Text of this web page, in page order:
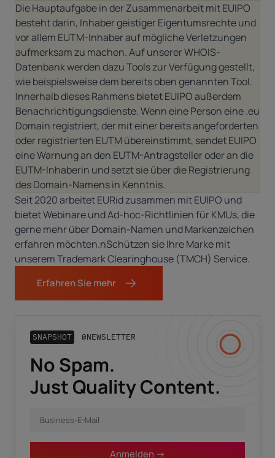
Die Hauptaufgabe in der Zusammenarbeit mit EUIPO
besteht darin, Inhaber geistiger Eigentumsrechte und
vor allem EUTM-Inhaber auf mögliche Verletzungen
aufmerksam zu machen. Auf unserer WHOIS-
Datenbank werden dazu Tools zur Verfügung gestellt,
wie beispielsweise dem bereits oben genannten Tool.
Innerhalb dieses Rahmens bietet EUIPO außerdem
Benachrichtigungsdienste. Wenn eine Person eine .eu
Domain registriert, der mit einer bereits angeforderten
oder registrierten EUTM übereinstimmt, sendet EUIPO
eine Warnung an den EUTM-Antragsteller oder an die
EUTM-Inhaberin und setzt sie über die Registrierung
des Domain-Namens in Kenntnis.
Seit 2020 arbeitet EURid zusammen mit EUIPO und
bietet Webinare und Ad-hoc-Richtlinien für KMUs, die
gerne mehr über Domain-Namen und Markenzeichen
erfahren möchten.nSchützen sie Ihre Marke mit
unseremTrademark Clearinghouse (TMCH) Service.
Erfahren Sie mehr
SNAPSHOT @NEWSLETTER
No Spam.
Just Quality Content.
Anmelden ->
Business-E-Mail*
Vorname *